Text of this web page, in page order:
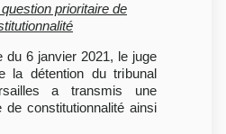
prioritaire de
du 6 janvier 2021, le juge
la détention du tribunal
a transmis une
de constitutionnalité ainsi